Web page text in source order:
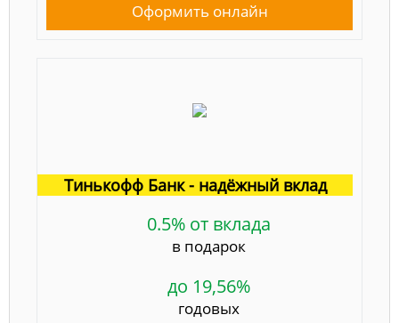
Оформить онлайн
Тинькофф Банк - надёжный вклад
0.5% от вклада
в подарок
до 19,56%
годовых